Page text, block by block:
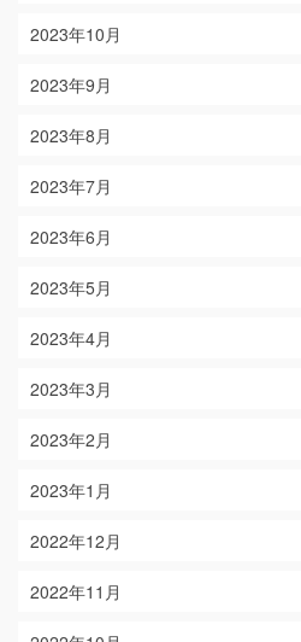
2023年10月
2023年9月
2023年8月
2023年7月
2023年6月
2023年5月
2023年4月
2023年3月
2023年2月
2023年1月
2022年12月
2022年11月